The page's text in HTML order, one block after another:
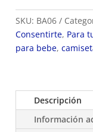
SKU: BA06
Consentirte, Para
para bebe,
Descripción
Información